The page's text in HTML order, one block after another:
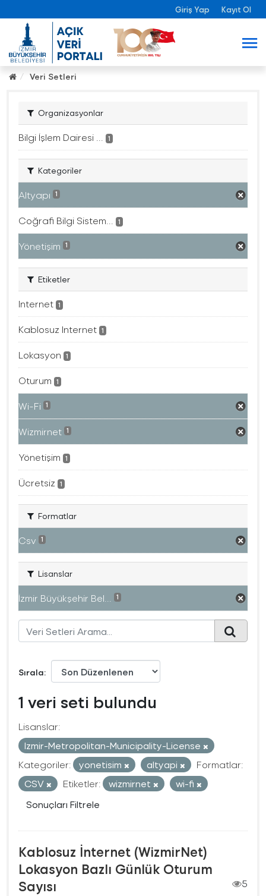
Giriş Yap Kayıt Ol
Veri Setleri
Organizasyonlar
Bilgi İşlem Dairesi ... 1
Kategoriler
Altyapı 1
Coğrafi Bilgi Sistem... 1
Yönetişim 1
Etiketler
Internet 1
Kablosuz Internet 1
Lokasyon 1
Oturum 1
Wi-Fi 1
Wizmirnet 1
Yönetişim 1
Ücretsiz 1
Formatlar
Csv 1
Lisanslar
İzmir Büyükşehir Bel... 1
Sırala
1 veri seti bulundu
Lisanslar:
Izmir-Metropolitan-Municipality-License
Kategoriler:
yonetisim altyapi
Formatlar:
CSV
Etiketler: wizmirnet
wi-fi
Sonuçları Filtrele
Kablosuz İnternet (WizmirNet)
Lokasyon Bazlı Günlük Oturum
Sayısı
5